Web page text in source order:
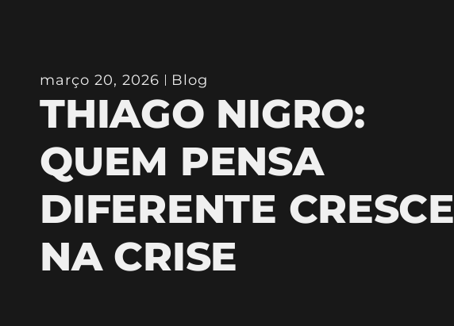
março 20, 2026 Blog
THIAGO NIGRO:
QUEM PENSA
DIFERENTE CRESCE
NA CRISE